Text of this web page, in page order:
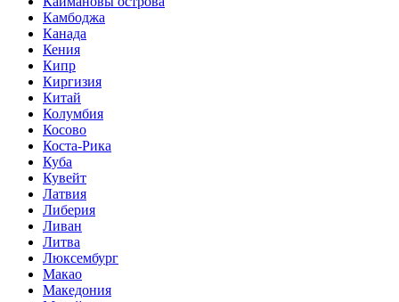
Камбоджа
Канада
Кения
Кипр
Киргизия
Китай
Колумбия
Косово
Коста-Рика
Куба
Кувейт
Латвия
Либерия
Ливан
Литва
Люксембург
Макао
Македония